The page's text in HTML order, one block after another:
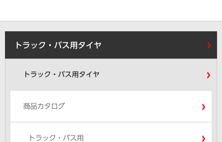
トラック・バス用タイヤ
トラック・バス用タイヤ
商品カタログ
トラック・バス用